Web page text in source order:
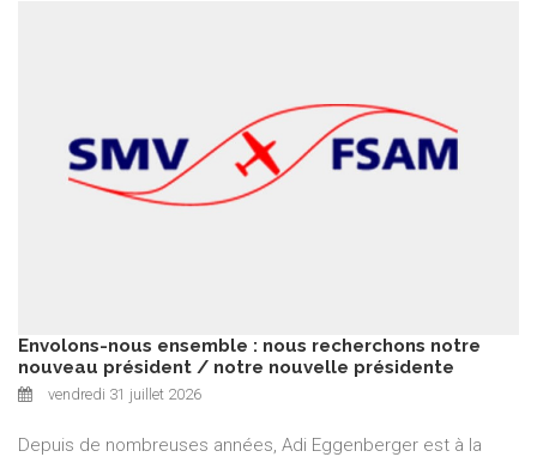
Envolons-nous ensemble : nous recherchons notre
nouveau président / notre nouvelle présidente
vendredi 31 juillet 2026
Depuis de nombreuses années, Adi Eggenberger est à la